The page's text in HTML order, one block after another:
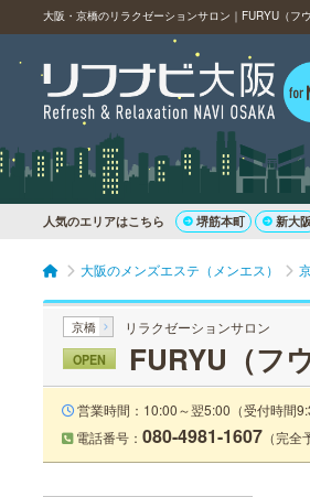
大阪・京橋のリラクゼーションサロン｜FURYU（フ
人気のエリアはこちら 堺筋本町 新大阪
大阪のメンズエステ（メンエス）
京橋 リラクゼーションサロン
OPEN FURYU（フ
営業時間：10:00～翌5:00（受付時間
電話番号： 080-4981-1607 （完全